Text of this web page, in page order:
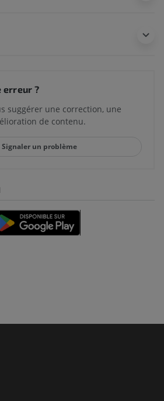
erreur ?
suggérer une correction, une
de contenu.
Signaler un problème